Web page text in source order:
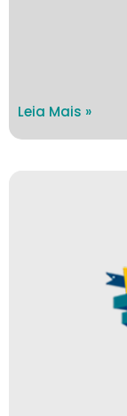
Leia Mais »